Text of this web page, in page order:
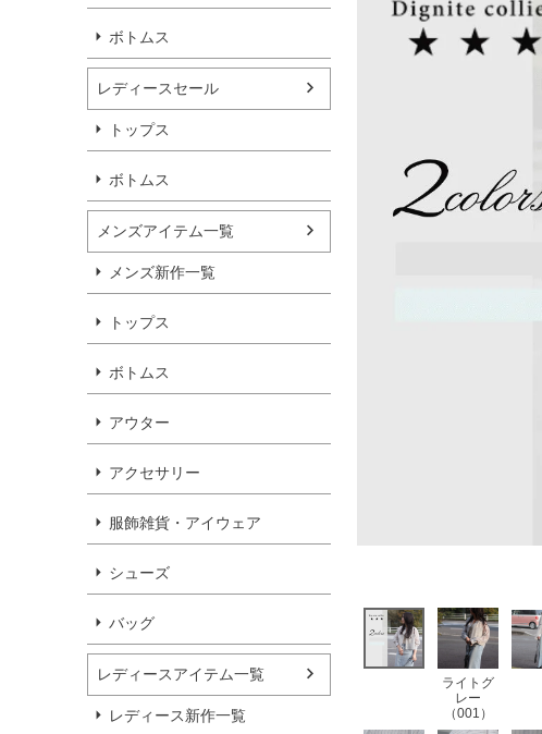
ボトムス
レディースセール
トップス
ボトムス
メンズアイテム一覧
メンズ新作一覧
トップス
ボトムス
アウター
アクセサリー
服飾雑貨・アイウェア
シューズ
バッグ
レディースアイテム一覧
レディース新作一覧
ライトグ
レー
（001）